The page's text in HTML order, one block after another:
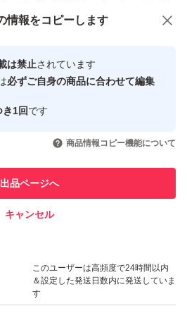
心・安全なユーザーです
引を完了させた実績があります
での取引実績があります
このユーザーは高頻度で24時間以内
＆設定した発送日数内に発送していま
す
情報をコピーします
は禁止されています
必ずご自身の商品に合わせて編集
1回です
商品情報コピー機能について
出品ページへ
キャンセル
オススメ